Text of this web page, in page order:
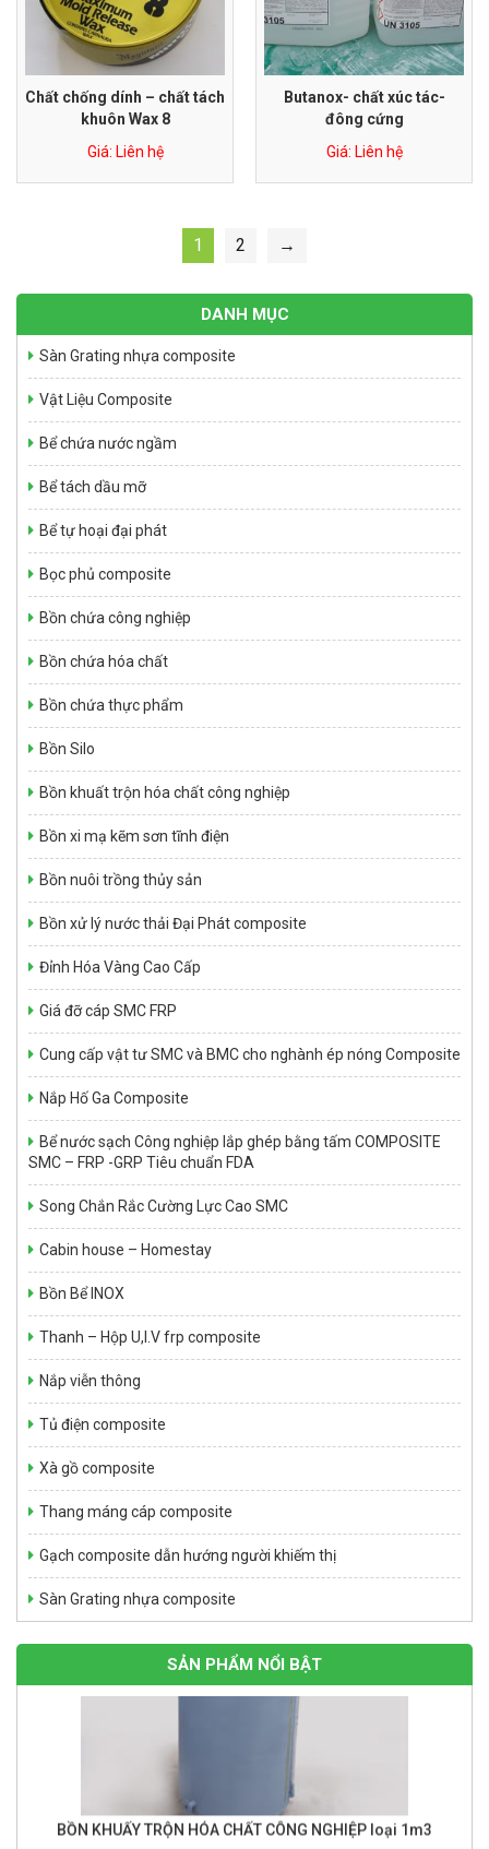
Chất chống dính – chất tách
khuôn Wax 8
Giá: Liên hệ
Butanox- chất xúc tác-
đông cứng
Giá: Liên hệ
1 2 →
DANH MỤC
Sàn Grating nhựa composite
Vật Liệu Composite
Bể chứa nước ngầm
Bể tách dầu mỡ
Bể tự hoại đại phát
Bọc phủ composite
Bồn chứa công nghiệp
Bồn chứa hóa chất
Bồn chứa thực phẩm
Bồn Silo
Bồn khuất trộn hóa chất công nghiệp
Bồn xi mạ kẽm sơn tĩnh điện
Bồn nuôi trồng thủy sản
Bồn xử lý nước thải Đại Phát composite
Đỉnh Hóa Vàng Cao Cấp
Giá đỡ cáp SMC FRP
Cung cấp vật tư SMC và BMC cho nghành ép nóng Composite
Nắp Hố Ga Composite
Bể nước sạch Công nghiệp lắp ghép bằng tấm COMPOSITE
SMC – FRP -GRP Tiêu chuẩn FDA
Song Chắn Rắc Cường Lực Cao SMC
Cabin house – Homestay
Bồn Bể INOX
Thanh – Hộp U,I.V frp composite
Nắp viễn thông
Tủ điện composite
Xà gồ composite
Thang máng cáp composite
Gạch composite dẫn hướng người khiếm thị
Sàn Grating nhựa composite
SẢN PHẨM NỔI BẬT
composite
Giá: Liên hệ
Bể tự hoại Septic tank 6m3
Giá: Liên hệ
Hợp Chất SMC – TMC – BMC
Đỉnh Hóa Vàng Cao Cấp – Công nghệ cao – Composite
NHỰA KHÁNG HÓA CHẤT SWANCOR 901-3
Giá: Liên hệ
Bể tự hoại Septic tank 1,5 m3
Giá: Liên hệ
Giá: Liên hệ